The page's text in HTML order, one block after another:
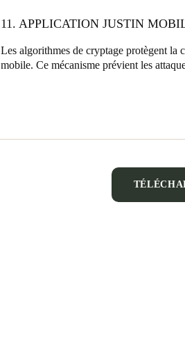
11. APPLICATION JUSTIN
Les algorithmes de cryptage protègent la
mobile. Ce mécanisme prévient les